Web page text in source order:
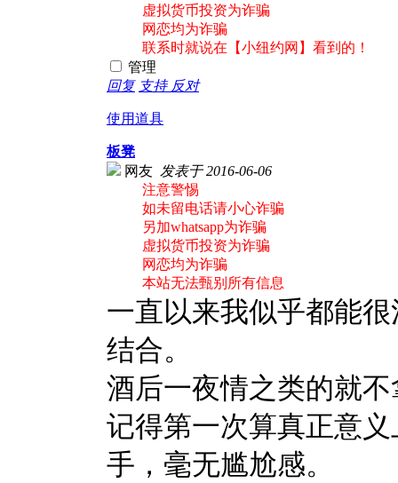
虚拟货币投资为诈骗
网恋均为诈骗
联系时就说在【小纽约网】看到的！
管理
回复 支持 反对
使用道具
板凳
网友 发表于 2016-06-06
注意警惕
如未留电话请小心诈骗
另加whatsapp为诈骗
虚拟货币投资为诈骗
网恋均为诈骗
本站无法甄别所有信息
一直以来我似乎都能
结合。
酒后一夜情之类的就
记得第一次算真正意
手，毫无尴尬感。